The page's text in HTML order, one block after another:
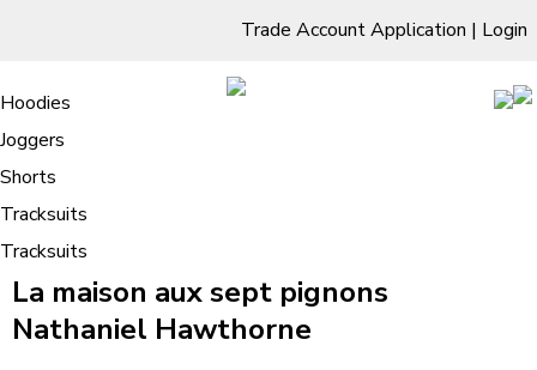
Trade Account Application | Login
Living Room
Sofas & Chairs
Cornar Sofas
Sofas
TV Units & Stands
Bedroom
Chest of Drawers
3 Drawer Chest
4 Drawer Chest
5 Drawer Chest
6 Drawer Chest
Dressing Tables Stools
Dressing Tables
Dressing Stools
Wholesale Mattresses
Mirrors
Free Standing Mirrors
Dining Room
Clothing
Hoodies
Joggers
Shorts
Tracksuits
Tracksuits
La maison aux sept pignons | (E-
Book, EPUB)
Home/La maison aux sept pignons | (E-Book, EPUB)
La maison aux sept pignons
Nathaniel Hawthorne